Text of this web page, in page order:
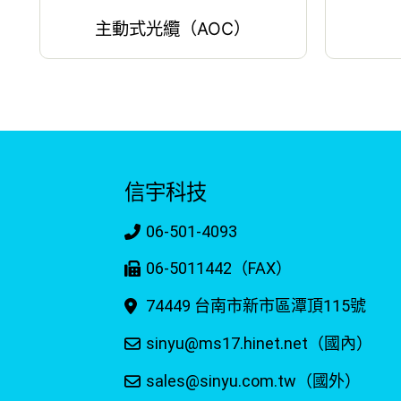
主動式光纜（AOC）
信宇科技
06-501-4093
06-5011442（FAX）
74449 台南市新市區潭頂115號
sinyu@ms17.hinet.net（國內）
sales@sinyu.com.tw（國外）